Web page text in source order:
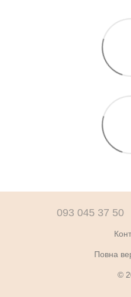
093 045 37 50
Повна
©